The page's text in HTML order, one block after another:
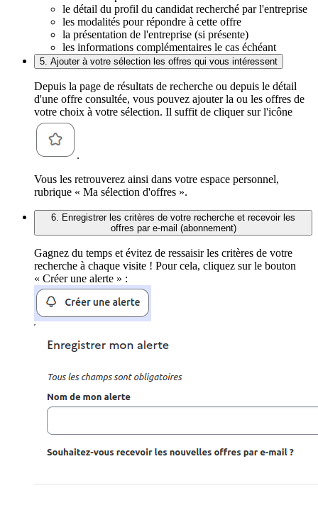
le détail du profil du candidat recherché par l'entreprise
les modalités pour répondre à cette offre
la présentation de l'entreprise (si présente)
les informations complémentaires le cas échéant
5. Ajouter à votre sélection les offres qui vous intéressent
Depuis la page de résultats de recherche ou depuis le détail
d'une offre consultée, vous pouvez ajouter la ou les offres de
votre choix à votre sélection. Il suffit de cliquer sur l'icône
.
Vous les retrouverez ainsi dans votre espace personnel,
rubrique « Ma sélection d'offres ».
6. Enregistrer les critères de votre recherche et recevoir les
offres par e-mail (abonnement)
Gagnez du temps et évitez de ressaisir les critères de votre
recherche à chaque visite ! Pour cela, cliquez sur le bouton
« Créer une alerte » :